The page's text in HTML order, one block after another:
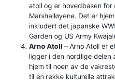
atoll og er hovedbasen
Marshalløyene. Det er
inkludert det japanske
Garden og US Army
Arno Atoll – Arno Atoll er
ligger i den nordlige delen
hjem til noen av de
til en rekke kulturelle